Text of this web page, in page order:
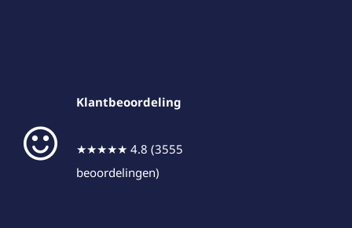
Klantbeoordeling
★★★★★ 4.8 (3555
beoordelingen)